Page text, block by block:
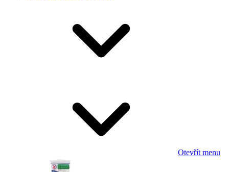
Otevřít menu
Powered by chaterimo